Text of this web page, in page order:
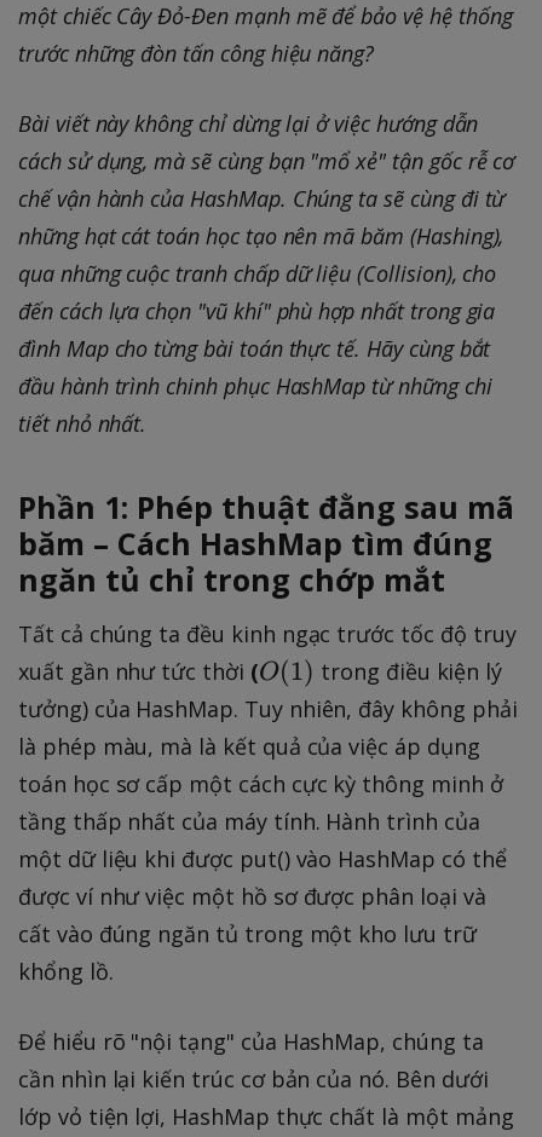
một chiếc Cây Đỏ-Đen mạnh mẽ để bảo vệ hệ thống
trước những đòn tấn công hiệu năng?
Bài viết này không chỉ dừng lại ở việc hướng dẫn
cách sử dụng, mà sẽ cùng bạn "mổ xẻ" tận gốc rễ cơ
chế vận hành của HashMap. Chúng ta sẽ cùng đi từ
những hạt cát toán học tạo nên mã băm (Hashing),
qua những cuộc tranh chấp dữ liệu (Collision), cho
đến cách lựa chọn "vũ khí" phù hợp nhất trong gia
đình Map cho từng bài toán thực tế. Hãy cùng bắt
đầu hành trình chinh phục HashMap từ những chi
tiết nhỏ nhất.
Phần 1: Phép thuật đằng sau mã
băm – Cách HashMap tìm đúng
ngăn tủ chỉ trong chớp mắt
Tất cả chúng ta đều kinh ngạc trước tốc độ truy
xuất gần như tức thời (O
(
)
O(1) trong điều kiện lý
tưởng) của HashMap. Tuy nhiên, đây không phải
là phép màu, mà là kết quả của việc áp dụng
toán học sơ cấp một cách cực kỳ thông minh ở
tầng thấp nhất của máy tính. Hành trình của
một dữ liệu khi được put() vào HashMap có thể
được ví như việc một hồ sơ được phân loại và
cất vào đúng ngăn tủ trong một kho lưu trữ
khổng lồ.
Để hiểu rõ "nội tạng" của HashMap, chúng ta
cần nhìn lại kiến trúc cơ bản của nó. Bên dưới
lớp vỏ tiện lợi, HashMap thực chất là một mảng